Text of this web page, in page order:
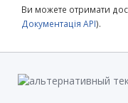
Ви можете отримати
Документація API).